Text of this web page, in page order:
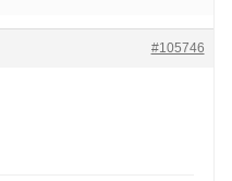
#105746